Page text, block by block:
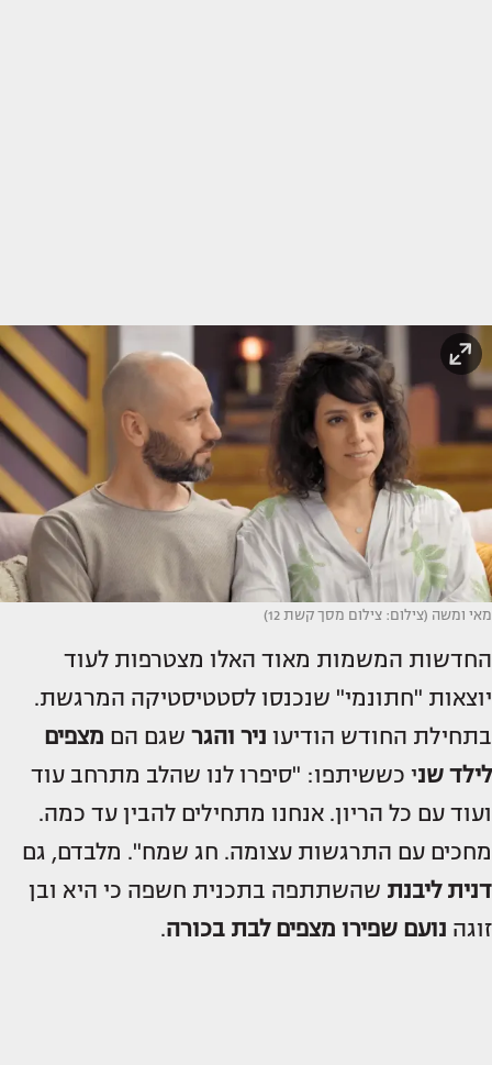
מאי ומשה (צילום: צילום מסך קשת 12)
החדשות המשמות מאוד האלו מצטרפות לעוד
יוצאות "חתונמי" שנכנסו לסטטיסטיקה המרגשת.
בתחילת החודש הודיעו ניר והגר שגם הם מצפים
לילד שני כששיתפו: "סיפרו לנו שהלב מתרחב עוד
ועוד עם כל הריון. אנחנו מתחילים להבין עד כמה.
מחכים עם התרגשות עצומה. חג שמח". מלבדם, גם
דנית ליבנת שהשתתפה בתכנית חשפה כי היא ובן
זוגה נועם שפירו מצפים לבת בכורה.